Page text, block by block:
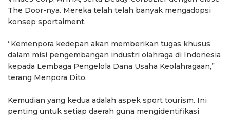
The Door-nya. Mereka telah telah banyak mengadopsi
konsep sportaiment.
“Kemenpora kedepan akan memberikan tugas khusus
dalam misi pengembangan industri olahraga di Indonesia
kepada Lembaga Pengelola Dana Usaha Keolahragaan,”
terang Menpora Dito.
Kemudian yang kedua adalah aspek sport tourism. Ini
penting untuk setiap daerah guna mengidentifikasi